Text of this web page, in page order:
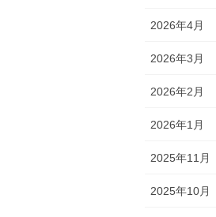
2026年4月
2026年3月
2026年2月
2026年1月
2025年11月
2025年10月